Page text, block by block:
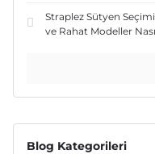
Straplez Sütyen
ve Rahat Modeller
Blog Kategorileri